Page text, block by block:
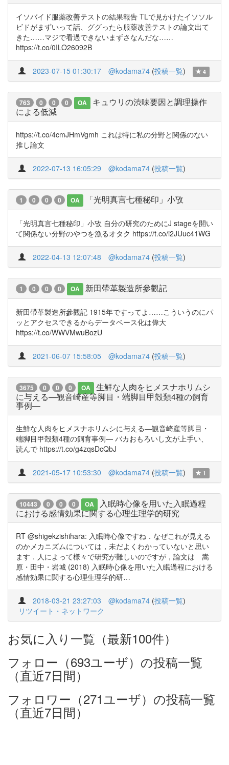
イソバイド服薬改善テストの結果報告 TLで見かけたイソソル
ビドがまずいって話、ググったら服薬改善テストの論文出て
きた……マジで看過できないまずさなんだな……
https://t.co/0ILO26092B
2023-07-15 01:30:17 @kodama74 (投稿一覧) 4
763 0 0 0 OA
キュウリの渋味要因と調理操作
による低減
https://t.co/4cmJHmVgmh これは特に私の分野と関係のない
推し論文
2022-07-13 16:05:29 @kodama74 (投稿一覧)
1 0 0 0 OA 「光明真言七種秘印」小攷
「光明真言七種秘印」小攷 自分の研究のためにJ stageを開い
て関係ない分野のやつを漁るオタク https://t.co/i2JUuc41WG
2022-04-13 12:07:48 @kodama74 (投稿一覧)
1 0 0 0 OA 新田帶革製造所參觀記
新田帶革製造所參觀記 1915年ですってよ……こういうのにパ
ッとアクセスできるからデータベース化は偉大
https://t.co/WWVMwuBozU
2021-06-07 15:58:05 @kodama74 (投稿一覧)
3675 0 0 0 OA
生鮮な人肉をヒメスナホリムシ
に与える―観音崎産等脚目・端脚目甲殻類4種の飼育
事例―
生鮮な人肉をヒメスナホリムシに与える―観音崎産等脚目・
端脚目甲殻類4種の飼育事例― バカおもろいし文が上手い、
読んで https://t.co/g4zqsDcQbJ
2021-05-17 10:53:30 @kodama74 (投稿一覧) 1
10443 0 0 0 OA
入眠時心像を用いた入眠過程
における感情効果に関する心理生理学的研究
RT @shigekzishihara: 入眠時心像ですね．なぜこれが見える
のかメカニズムについては，未だよくわかっていないと思い
ます．人によって様々で研究が難しいのですが，論文は 嵩
原・田中・岩城 (2018) 入眠時心像を用いた入眠過程における
感情効果に関する心理生理学的研…
2018-03-21 23:27:03 @kodama74 (投稿一覧)
リツイート・ネットワーク
お気に入り一覧（最新100件）
フォロー（693ユーザ）の投稿一覧
（直近7日間）
フォロワー（271ユーザ）の投稿一覧
（直近7日間）